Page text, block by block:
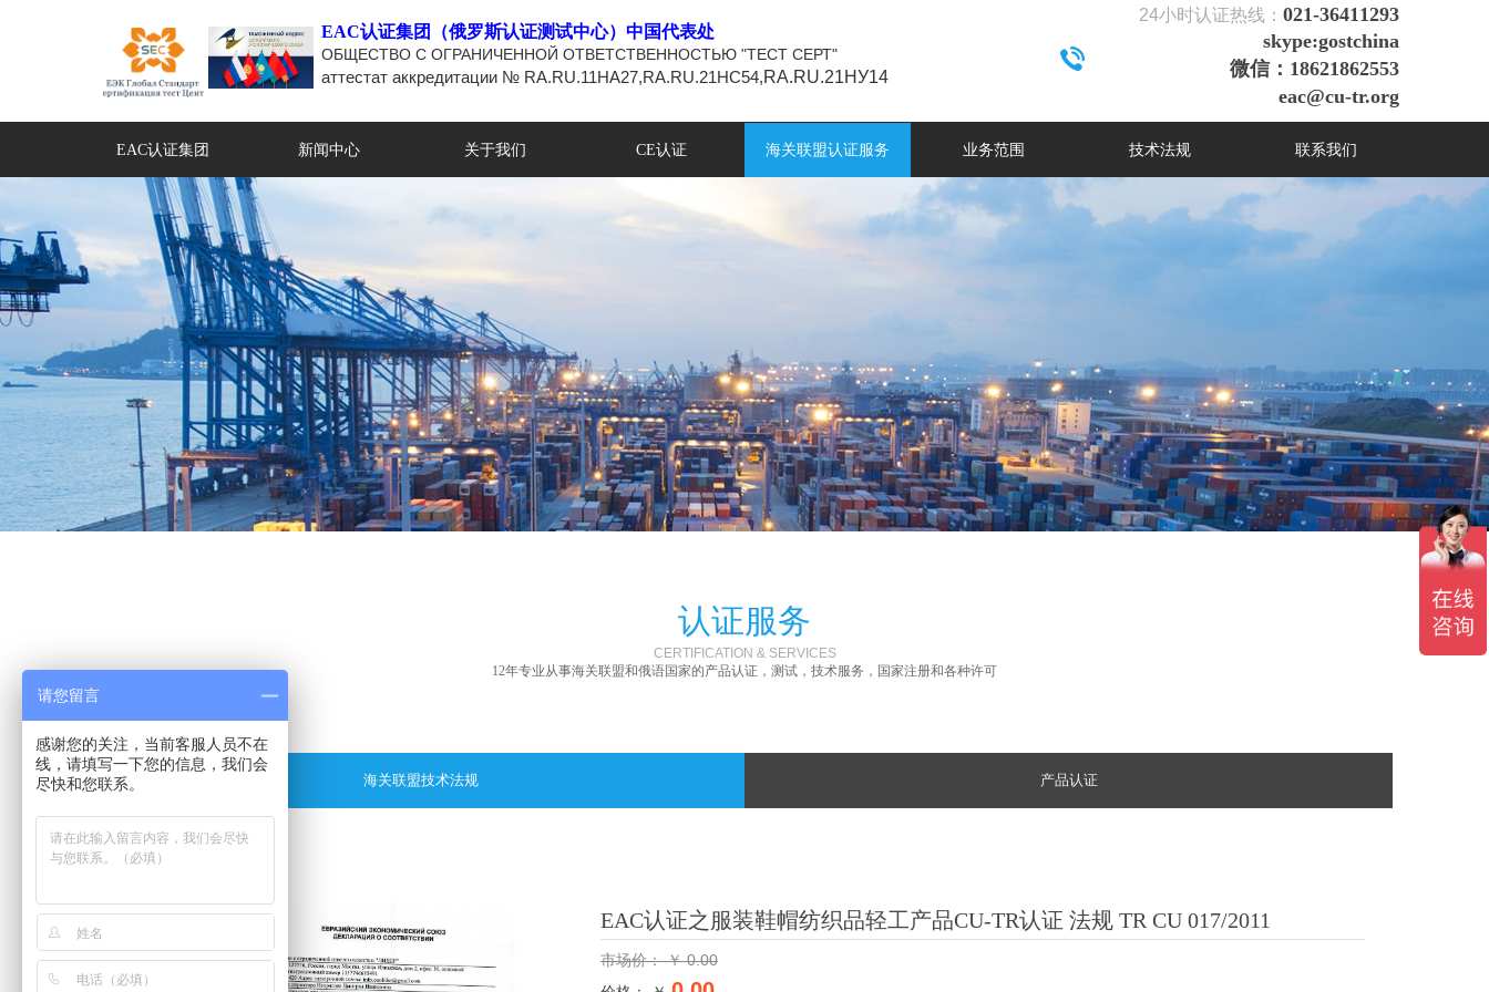
EAC认证集团（俄罗斯认证测试中心）中国代表处
ОБЩЕСТВО С ОГРАНИЧЕННОЙ ОТВЕТСТВЕННОСТЬЮ "ТЕСТ СЕРТ"
аттестат аккредитации № RA.RU.11НА27,RA.RU.21НС54,RA.RU.21НУ14
24小时认证热线： 021-36411293
skype:gostchina
微信：18621862553
eac@cu-tr.org
EAC认证集团 新闻中心 关于我们 CE认证 海关联盟认证服务 业务范围 技术法规 联系我们
认证服务
CERTIFICATION & SERVICES
12年专业从事海关联盟和俄语国家的产品认证，测试，技术服务，国家注册和各种许可
海关联盟技术法规 产品认证
EAC认证之服装鞋帽纺织品轻工产品CU-TR认证 法规 TR CU 017/2011
市场价：￥0.00
请您留言
感谢您的关注，当前客服人员不在
线，请填写一下您的信息，我们会
尽快和您联系。